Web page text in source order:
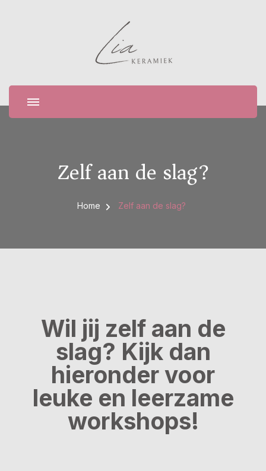
Lia Keramiek
Zelf aan de slag?
Home Zelf aan de slag?
Wil jij zelf aan de
slag? Kijk dan
hieronder voor
leuke en leerzame
workshops!